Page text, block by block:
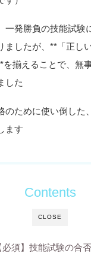
一発勝負の技能試験
ましたが、**「正し
を揃えることで、無
した
のために使い倒した
ます
CLOSE
Contents
必須】技能試験の合